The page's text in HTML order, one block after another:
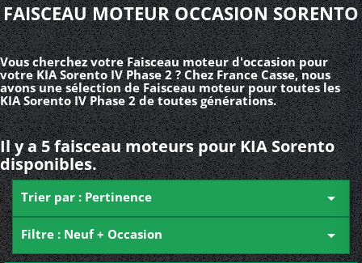
FAISCEAU MOTEUR OCCASION SORENTO
Vous cherchez votre Faisceau moteur d'occasion pour
votre KIA Sorento IV Phase 2 ? Chez France Casse, nous
avons une sélection de Faisceau moteur pour toutes les
KIA Sorento IV Phase 2 de toutes générations.
Il y a 5 faisceau moteurs pour KIA Sorento
disponibles.
Trier par : Pertinence 
Filtre : Neuf + Occasion 